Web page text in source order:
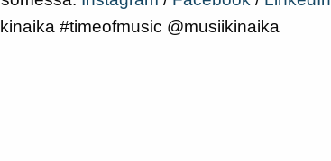
#timeofmusic @musiikinaika